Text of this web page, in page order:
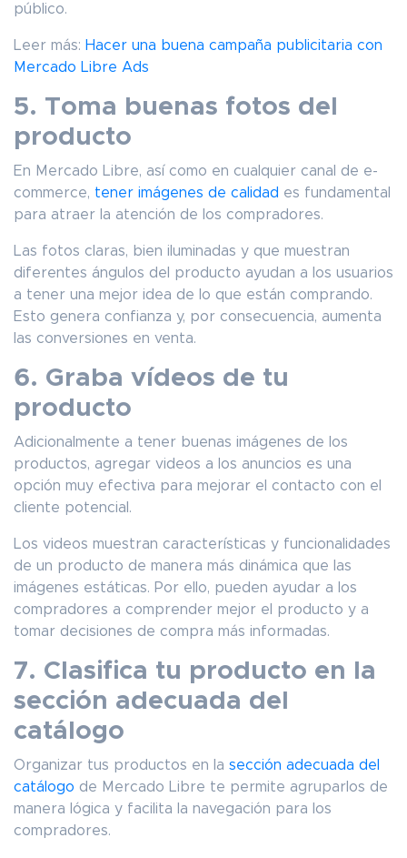
público.
Leer más: Hacer una buena campaña publicitaria con
Mercado Libre Ads
5. Toma buenas fotos del
producto
En Mercado Libre, así como en cualquier canal de e-
commerce, tener imágenes de calidad es fundamental
para atraer la atención de los compradores.
Las fotos claras, bien iluminadas y que muestran
diferentes ángulos del producto ayudan a los usuarios
a tener una mejor idea de lo que están comprando.
Esto genera confianza y, por consecuencia, aumenta
las conversiones en venta.
6. Graba vídeos de tu
producto
Adicionalmente a tener buenas imágenes de los
productos, agregar videos a los anuncios es una
opción muy efectiva para mejorar el contacto con el
cliente potencial.
Los videos muestran características y funcionalidades
de un producto de manera más dinámica que las
imágenes estáticas. Por ello, pueden ayudar a los
compradores a comprender mejor el producto y a
tomar decisiones de compra más informadas.
7. Clasifica tu producto en la
sección adecuada del
catálogo
Organizar tus productos en la sección adecuada del
catálogo de Mercado Libre te permite agruparlos de
manera lógica y facilita la navegación para los
compradores.